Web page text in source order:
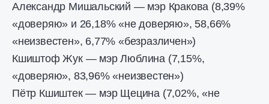
Александр Мишальский — мэр Кракова (8,39%
«доверяю» и 26,18% «не доверяю», 58,66%
«неизвестен», 6,77% «безразличен»)
Кшиштоф Жук — мэр Люблина (7,15%,
«доверяю», 83,96% «неизвестен»)
Пётр Кшиштек — мэр Щецина (7,02%, «не